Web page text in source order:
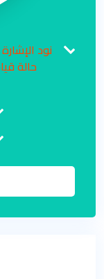
نود
حالة